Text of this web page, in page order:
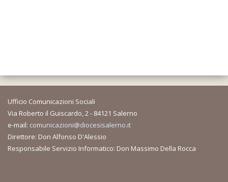
Ufficio Comunicazioni Sociali
Via Roberto il Guiscardo, 2 - 84121 Salerno
e-mail: comunicazioni@diocesisalerno.it
Direttore: Don Alfonso D'Alessio
Responsabile Servizio Informatico: Don Massimo Della Rocca